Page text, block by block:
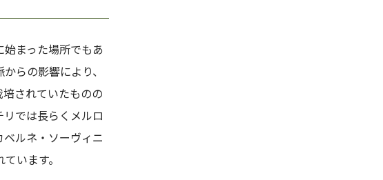
まった場所でもあ
らの影響により、
されていたものの
では長らくメルロ
ルネ・ソーヴィニ
います。